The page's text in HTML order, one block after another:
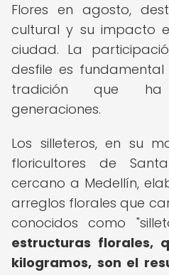
Flores en agosto,
cultural y su impacto
ciudad. La
desfile es
tradición que
generaciones.
Los silleteros, en su
floricultores de
cercano a Medellín,
arreglos florales que
conocidos como
estructuras florales,
kilogramos, son el